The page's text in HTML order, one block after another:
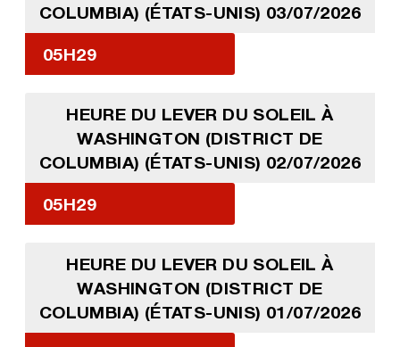
COLUMBIA) (ÉTATS-UNIS) 03/07/2026
05H29
HEURE DU LEVER DU SOLEIL À
WASHINGTON (DISTRICT DE
COLUMBIA) (ÉTATS-UNIS) 02/07/2026
05H29
HEURE DU LEVER DU SOLEIL À
WASHINGTON (DISTRICT DE
COLUMBIA) (ÉTATS-UNIS) 01/07/2026